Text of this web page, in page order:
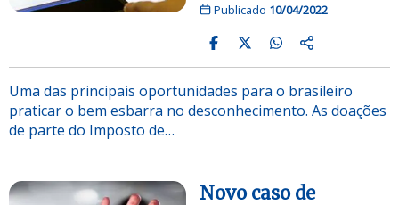
Publicado 10/04/2022
Uma das principais oportunidades para o brasileiro
praticar o bem esbarra no desconhecimento. As doações
de parte do Imposto de…
Novo caso de